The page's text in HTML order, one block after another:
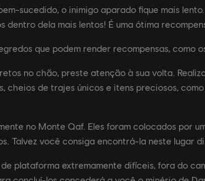
sucedido, o inimigo aparado fique mais
dela mais lentos! É uma ótima
que podem render recompensas, como
no chão, preste atenção à sua volta.
cheios de trajes únicos e itens preciosos,
no Monte Qaf. Eles foram colocados por
Talvez você consiga encontrá-la neste lugar
plataforma extremamente difíceis, fora do